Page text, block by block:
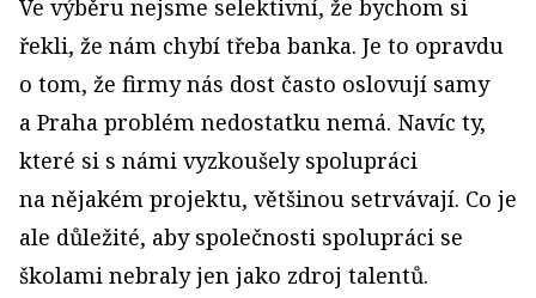
Ve výběru nejsme selektivní, že bychom si
řekli, že nám chybí třeba banka. Je to opravdu
o tom, že firmy nás dost často oslovují samy
a Praha problém nedostatku nemá. Navíc ty,
které si s námi vyzkoušely spolupráci
na nějakém projektu, většinou setrvávají. Co je
ale důležité, aby společnosti spolupráci se
školami nebraly jen jako zdroj talentů.